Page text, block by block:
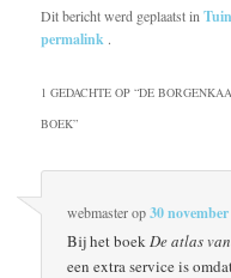
Dit bericht werd geplaatst in
permalink .
1 GEDACHTE OP “DE
BOEK”
webmasterop30
Bij het boekDe atlas
een extra service is